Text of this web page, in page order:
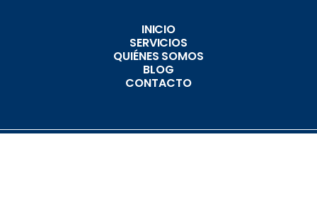
INICIO
SERVICIOS
QUIÉNES SOMOS
BLOG
CONTACTO